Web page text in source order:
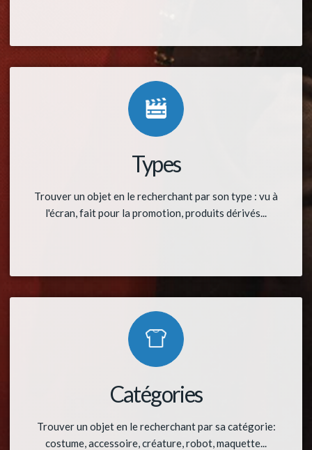
Types
Trouver un objet en le recherchant par son type : vu à
l'écran, fait pour la promotion, produits dérivés...
Catégories
Trouver un objet en le recherchant par sa catégorie:
costume, accessoire, créature, robot, maquette...